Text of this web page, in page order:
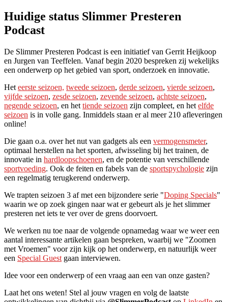
Huidige status Slimmer Presteren
Podcast
De Slimmer Presteren Podcast is een initiatief van Gerrit Heijkoop
en Jurgen van Teeffelen. Vanaf begin 2020 bespreken zij wekelijks
een onderwerp op het gebied van sport, onderzoek en innovatie.
Het eerste seizoen, tweede seizoen, derde seizoen, vierde seizoen,
vijfde seizoen, zesde seizoen, zevende seizoen, achtste seizoen,
negende seizoen, en het tiende seizoen zijn compleet, en het elfde
seizoen is in volle gang. Inmiddels staan er al meer 210 afleveringen
online!
Die gaan o.a. over het nut van gadgets als een vermogensmeter,
optimaal herstellen na het sporten, afwisseling bij het trainen, de
innovatie in hardloopschoenen, en de potentie van verschillende
sportvoeding. Ook de feiten en fabels van de sportspychologie zijn
een regelmatig terugkerend onderwerp.
We trapten seizoen 3 af met een bijzondere serie "Doping Specials"
waarin we op zoek gingen naar wat er gebeurt als je het slimmer
presteren net iets te ver over de grens doorvoert.
We werken nu toe naar de volgende opnamedag waar we weer een
aantal interessante artikelen gaan bespreken, waarbij we "Zoomen
met Vroemen" voor zijn kijk op het onderwerp, en natuurlijk weer
een Special Guest gaan interviewen.
Idee voor een onderwerp of een vraag aan een van onze gasten?
Laat het ons weten! Stel al jouw vragen en volg de laatste